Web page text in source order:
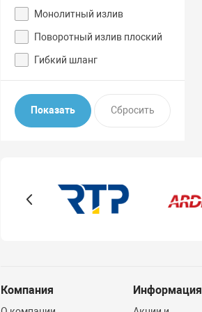
Монолитный излив
Поворотный излив плоский
Гибкий шланг
Компания Информация